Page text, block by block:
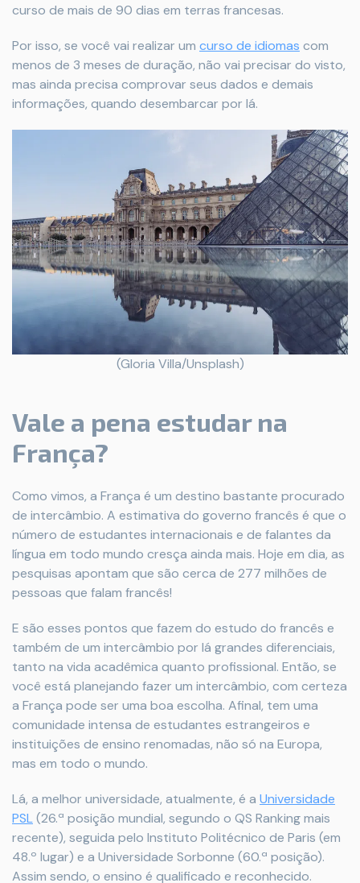
curso de mais de 90 dias em terras francesas.
Por isso, se você vai realizar um curso de idiomas com
menos de 3 meses de duração, não vai precisar do visto,
mas ainda precisa comprovar seus dados e demais
informações, quando desembarcar por lá.
(Gloria Villa/Unsplash)
Vale a pena estudar na
França?
Como vimos, a França é um destino bastante procurado
de intercâmbio. A estimativa do governo francês é que o
número de estudantes internacionais e de falantes da
língua em todo mundo cresça ainda mais. Hoje em dia, as
pesquisas apontam que são cerca de 277 milhões de
pessoas que falam francês!
E são esses pontos que fazem do estudo do francês e
também de um intercâmbio por lá grandes diferenciais,
tanto na vida acadêmica quanto profissional. Então, se
você está planejando fazer um intercâmbio, com certeza
a França pode ser uma boa escolha. Afinal, tem uma
comunidade intensa de estudantes estrangeiros e
instituições de ensino renomadas, não só na Europa,
mas em todo o mundo.
Lá, a melhor universidade, atualmente, é a Universidade
PSL(26.ª posição mundial, segundo o QS Ranking mais
recente), seguida pelo Instituto Politécnico de Paris (em
48.º lugar) e a Universidade Sorbonne (60.ª posição).
Assim sendo, o ensino é qualificado e reconhecido.